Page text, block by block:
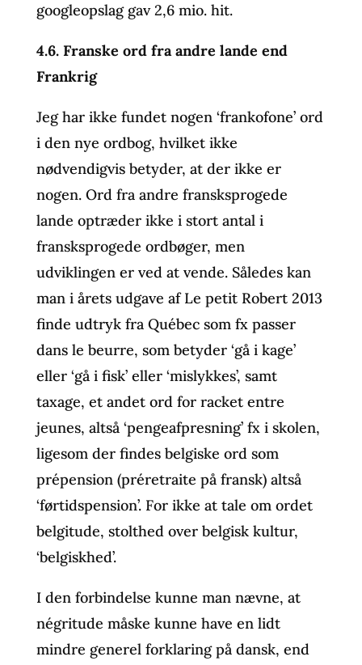
googleopslag gav 2,6 mio. hit.
4.6. Franske ord fra andre lande end
Frankrig
Jeg har ikke fundet nogen ‘frankofone’ ord
i den nye ordbog, hvilket ikke
nødvendigvis betyder, at der ikke er
nogen. Ord fra andre fransksprogede
lande optræder ikke i stort antal i
fransksprogede ordbøger, men
udviklingen er ved at vende. Således kan
man i årets udgave af Le petit Robert 2013
finde udtryk fra Québec som fx passer
dans le beurre, som betyder ‘gå i kage’
eller ‘gå i fisk’ eller ‘mislykkes’, samt
taxage, et andet ord for racket entre
jeunes, altså ‘pengeafpresning’ fx i skolen,
ligesom der findes belgiske ord som
prépension (préretraite på fransk) altså
‘førtidspension’. For ikke at tale om ordet
belgitude, stolthed over belgisk kultur,
‘belgiskhed’.
I den forbindelse kunne man nævne, at
négritude måske kunne have en lidt
mindre generel forklaring på dansk, end